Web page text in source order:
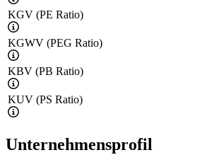
KGV (PE Ratio)
KGWV (PEG Ratio)
KBV (PB Ratio)
KUV (PS Ratio)
Unternehmensprofil